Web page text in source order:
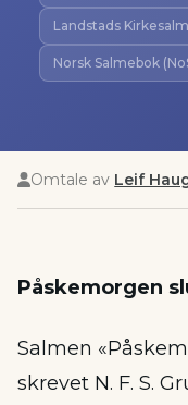
Landstads
Norsk Salmebok
Omtale av Leif
Påskemorgen
Salmen
skrevet N. F. S.